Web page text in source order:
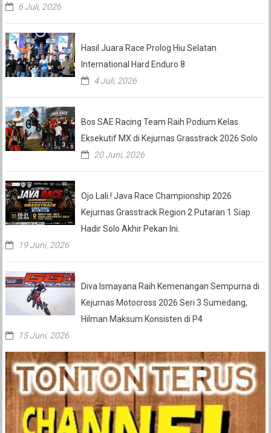
6 Juli, 2026
Hasil Juara Race Prolog Hiu Selatan
International Hard Enduro 8
4 Juli, 2026
Bos SAE Racing Team Raih Podium Kelas
Eksekutif MX di Kejurnas Grasstrack 2026 Solo
20 Juni, 2026
Ojo Lali.! Java Race Championship 2026
Kejurnas Grasstrack Region 2 Putaran 1 Siap
Hadir Solo Akhir Pekan Ini.
19 Juni, 2026
Diva Ismayana Raih Kemenangan Sempurna di
Kejurnas Motocross 2026 Seri 3 Sumedang,
Hilman Maksum Konsisten di P4
15 Juni, 2026